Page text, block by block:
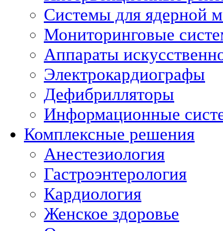
Системы для ядерной
Мониторинговые
Аппараты
Электрокардиографы
Дефибрилляторы
Информационные
Комплексные решения
Анестезиология
Гастроэнтерология
Кардиология
Женское здоровье